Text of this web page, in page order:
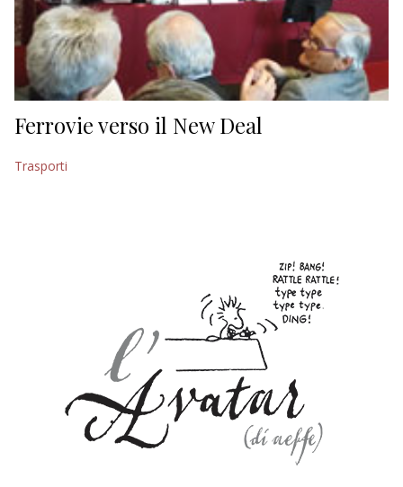
ECONOMIA
TURISMO
CULTURA
NAUTICA
Ferrovie verso il New Deal
Trasporti